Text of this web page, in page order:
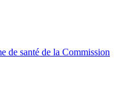
de santé de la Commission